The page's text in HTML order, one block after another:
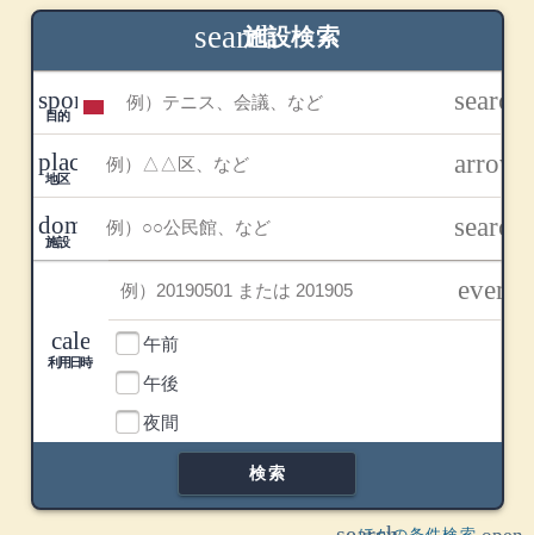
search施設検索
sports_tennis
目的
search
place
地区
domain
施設
search
calendar_today
利用日時
event
午前
午後
夜間
検索